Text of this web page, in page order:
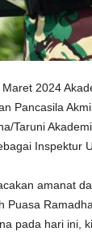
2024
Pancasila
Taruni
Inspektur
amanat
Puasa
pada hari ini,